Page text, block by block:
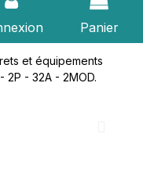
Panier
et équipements
2P - 32A - 2MOD.